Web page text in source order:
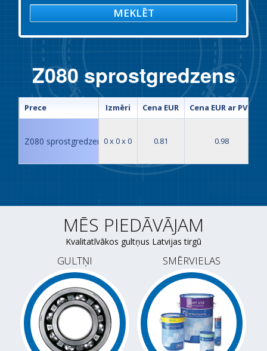
MEKLĒT
Z080 sprostgredzens
Izmēri Cena EUR Cena EUR ar PVN
0 x 0 x 0 0.81 0.98
Prece
Z080 sprostgredzens
MĒS PIEDĀVĀJAM
Kvalitatīvākos gultņus Latvijas tirgū
GULTŅI SMĒRVIELAS